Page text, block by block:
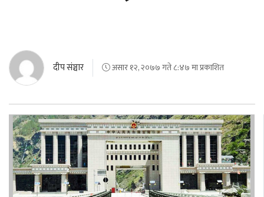
दीप संञ्चार असार १२, २०७७ गते ८:४७ मा प्रकाशित